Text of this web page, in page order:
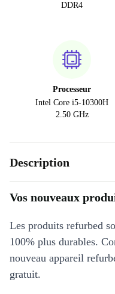
DDR4
Processeur
Intel Core i5-10300H
2.50 GHz
Description
Vos nouveaux
Les produits refurbed
100% plus durables.
nouveau appareil
gratuit.